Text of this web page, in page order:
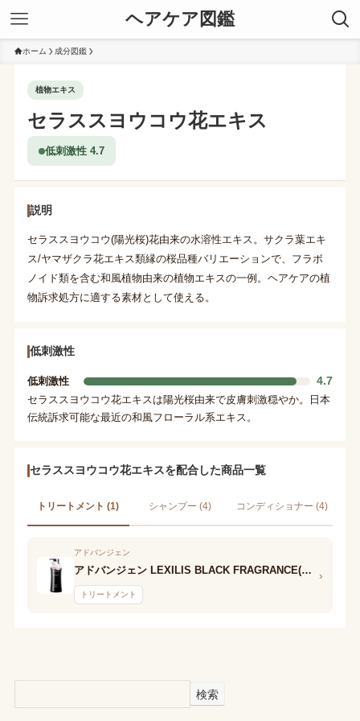
ヘアケア図鑑
ホーム 成分図鑑
植物エキス
セラススヨウコウ花エキス
低刺激性 4.7
説明
セラススヨウコウ(陽光桜)花由来の水溶性エキス。サクラ葉エキ
ス/ヤマザクラ花エキス類縁の桜品種バリエーションで、フラボ
ノイド類を含む和風植物由来の植物エキスの一例。ヘアケアの植
物訴求処方に適する素材として使える。
低刺激性
低刺激性 4.7
セラススヨウコウ花エキスは陽光桜由来で皮膚刺激穏やか。日本
伝統訴求可能な最近の和風フローラル系エキス。
セラススヨウコウ花エキスを配合した商品一覧
トリートメント (1) シャンプー (4) コンディショナー (4)
アドバンジェン
アドバンジェン LEXILIS BLACK FRAGRANCE(レキシリス ブラック フレグランス) ヘアトリートメント
トリートメント
›
検索